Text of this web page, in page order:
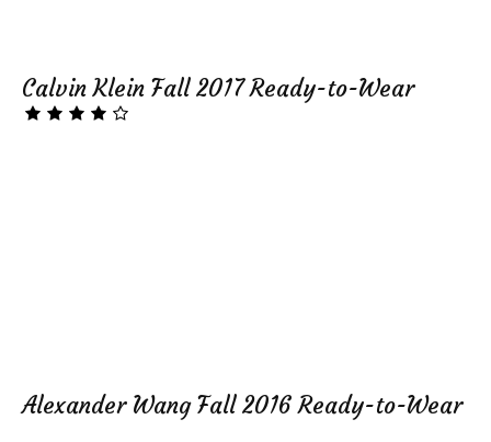
Calvin Klein Fall 2017 Ready-to-Wear
Alexander Wang Fall 2016 Ready-to-Wear